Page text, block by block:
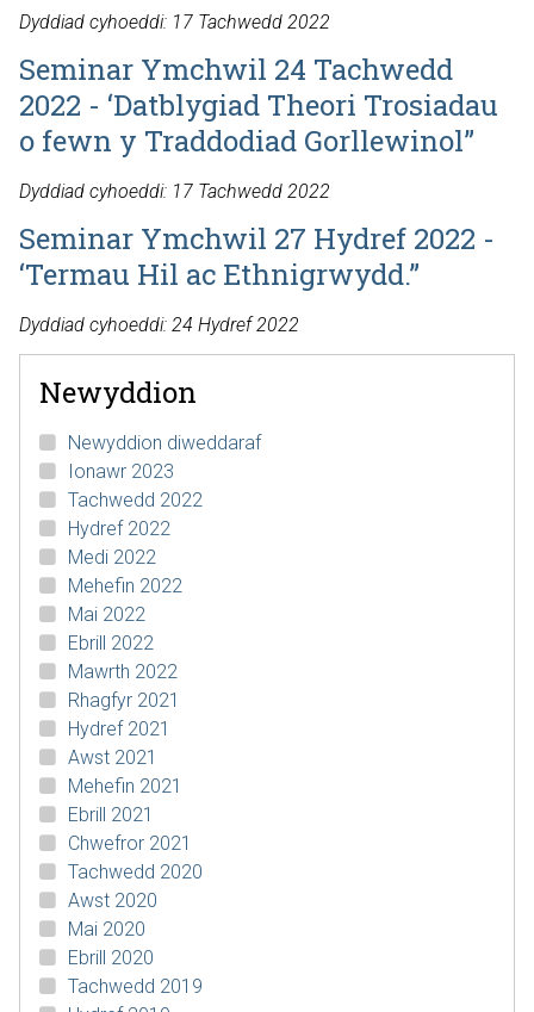
Dyddiad cyhoeddi: 17 Tachwedd 2022
Seminar Ymchwil 24 Tachwedd
2022 - ‘Datblygiad Theori Trosiadau
o fewn y Traddodiad Gorllewinol”
Dyddiad cyhoeddi: 17 Tachwedd 2022
Seminar Ymchwil 27 Hydref 2022 -
‘Termau Hil ac Ethnigrwydd.”
Dyddiad cyhoeddi: 24 Hydref 2022
Newyddion
Newyddion diweddaraf
Ionawr 2023
Tachwedd 2022
Hydref 2022
Medi 2022
Mehefin 2022
Mai 2022
Ebrill 2022
Mawrth 2022
Rhagfyr 2021
Hydref 2021
Awst 2021
Mehefin 2021
Ebrill 2021
Chwefror 2021
Tachwedd 2020
Awst 2020
Mai 2020
Ebrill 2020
Tachwedd 2019